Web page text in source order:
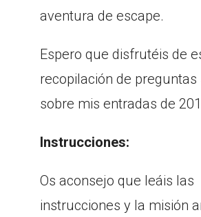
aventura de escape.
Espero que disfrutéis de
recopilación de preguntas
sobre mis entradas de
Instrucciones:
Os aconsejo que leáis las
instrucciones y la misión